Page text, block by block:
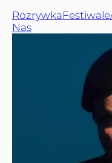
Rozrywka
Nas